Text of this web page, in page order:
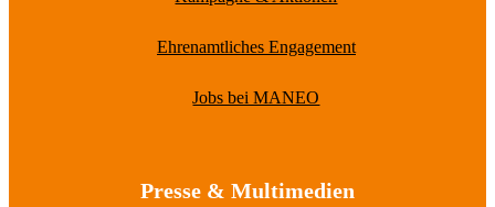
Ehrenamtliches Engagement
Jobs bei MANEO
Presse & Multimedien